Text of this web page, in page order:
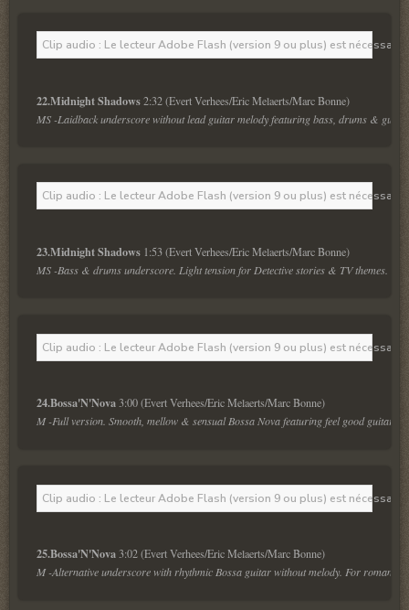
Clip audio : Le lecteur Adobe Flash (version 9 ou plus) est
22.Midnight Shadows
2:32 (Evert Verhees/Eric Melaerts/Marc Bonne)
MS -Laidback underscore without lead guitar melody featuring bass, drums &
Clip audio : Le lecteur Adobe Flash (version 9 ou plus) est
23.Midnight Shadows
1:53 (Evert Verhees/Eric Melaerts/Marc Bonne)
MS -Bass & drums underscore. Light tension for Detective stories & TV themes.
Clip audio : Le lecteur Adobe Flash (version 9 ou plus) est
24.Bossa'N'Nova
3:00 (Evert Verhees/Eric Melaerts/Marc Bonne)
M -Full version. Smooth, mellow & sensual Bossa Nova featuring feel good guitar
Clip audio : Le lecteur Adobe Flash (version 9 ou plus) est
25.Bossa'N'Nova
3:02 (Evert Verhees/Eric Melaerts/Marc Bonne)
M -Alternative underscore with rhythmic Bossa guitar without melody. For romantic